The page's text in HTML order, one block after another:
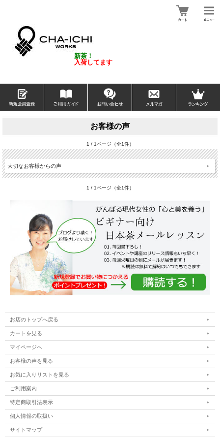
新茶！
入荷してます
お客様の声
1 / 1ページ（全1件）
大切なお客様からの声
1 / 1ページ（全1件）
お店のトップへ戻る
カートを見る
マイページへ
お客様の声を見る
お気に入りリストを見る
ご利用案内
特定商取引法表示
個人情報の取扱い
サイトマップ